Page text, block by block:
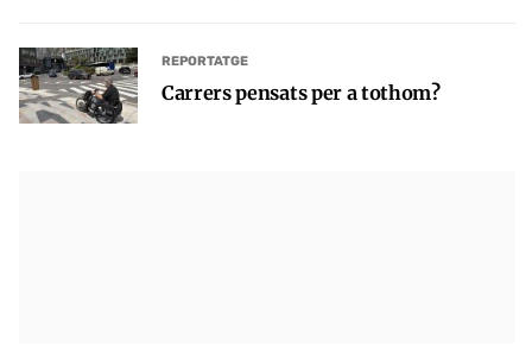
REPORTATGE
Carrers pensats per a tothom?